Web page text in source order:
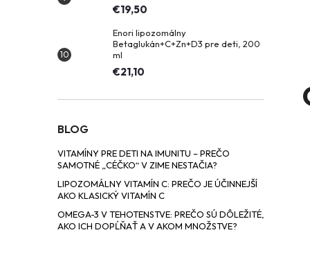
€19,50
Enori lipozomálny
Betaglukán+C+Zn+D3 pre deti, 200
ml
€21,10
BLOG
VITAMÍNY PRE DETI NA IMUNITU – PREČO
SAMOTNÉ „CÉČKO“ V ZIME NESTAČIA?
LIPOZOMÁLNY VITAMÍN C: PREČO JE ÚČINNEJŠÍ
AKO KLASICKÝ VITAMÍN C
OMEGA-3 V TEHOTENSTVE: PREČO SÚ DÔLEŽITÉ,
AKO ICH DOPĹŇAŤ A V AKOM MNOŽSTVE?